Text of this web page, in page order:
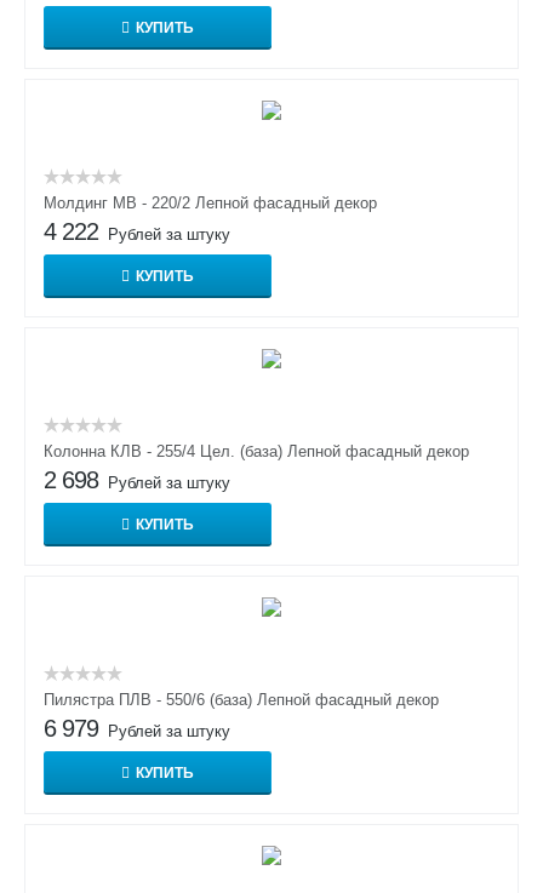
КУПИТЬ
Молдинг МВ - 220/2 Лепной фасадный декор
4 222 Рублей за штуку
КУПИТЬ
Колонна КЛВ - 255/4 Цел. (база) Лепной фасадный декор
2 698 Рублей за штуку
КУПИТЬ
Пилястра ПЛВ - 550/6 (база) Лепной фасадный декор
6 979 Рублей за штуку
КУПИТЬ